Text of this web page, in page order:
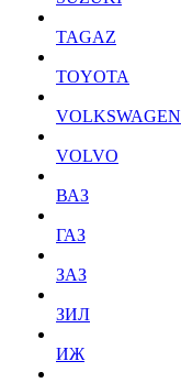
TAGAZ
TOYOTA
VOLKSWAGEN
VOLVO
ВАЗ
ГАЗ
ЗАЗ
ЗИЛ
ИЖ